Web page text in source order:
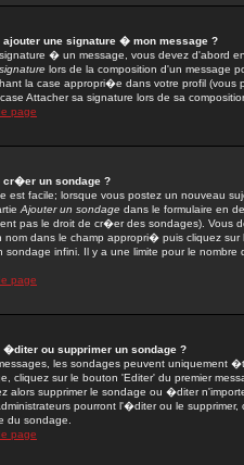
ajouter une signature � mon message ?
� un message, vous devez d'abord
lors de la composition d'un message
la case appropri�e dans votre profil
Attacher sa signature lors de sa
page
cr�er un sondage ?
est facile; lorsque vous postez un nouveau
Ajouter un sondage dans le formulaire en
pas le droit de cr�er des sondages). Vous
nom dans le champ appropri� puis cliquez
sondage infini. Il y a une limite pour le
page
�diter ou supprimer un sondage ?
les sondages peuvent
cliquez sur le bouton 'Editer' du premier
alors supprimer le sondage ou �diter
pourront l'�diter ou le
du sondage.
page